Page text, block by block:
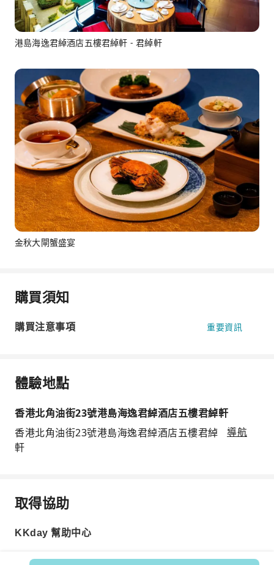
港島海逸君綽酒店五樓君綽軒 - 君綽軒
金秋大閘蟹盛宴
購買須知
購買注意事項 重要資訊
體驗地點
香港北角油街23號港島海逸君綽酒店五樓君綽軒
香港北角油街23號港島海逸君綽酒店五樓君綽
軒
導航
取得協助
KKday 幫助中心